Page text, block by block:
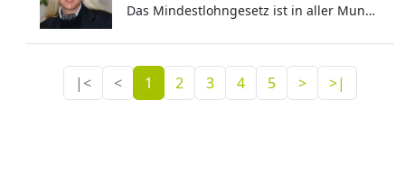
Das Mindestlohngesetz ist in aller Munde. Hier können Sie nachlesen was man mindestens wissen muss: – Mindestlohn Teil 1
|< < 1 2 3 4 5 > >|